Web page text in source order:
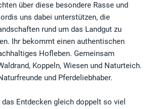
über diese besondere Rasse und
uns dabei unterstützen, die
rund um das Landgut zu
Ihr bekommt einen authentischen
Hofleben. Gemeinsam
Koppeln, Wiesen und Naturteich.
und Pferdeliebhaber.
Entdecken gleich doppelt so viel